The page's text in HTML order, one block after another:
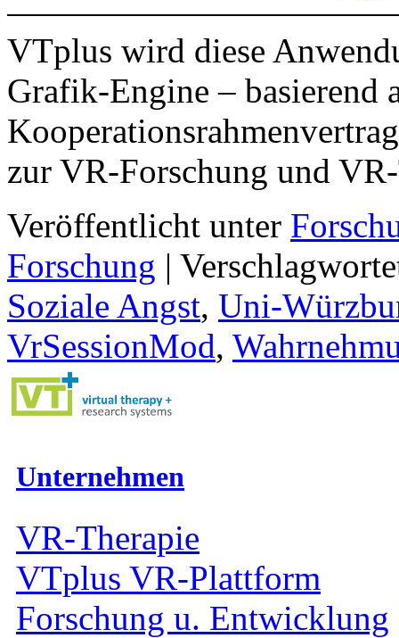
VTplus wird diese
Grafik-Engine – basierend
zur VR-Forschung und
Veröffentlicht unter
Forschung |
Soziale Angst, Uni-
VrSessionMod,
Unternehmen
VR-Therapie
VTplus VR-Plattform
Forschung u. Entwicklung